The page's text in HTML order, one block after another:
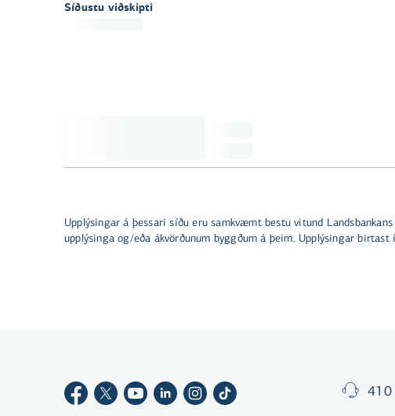
til þess að auka virkni vefsins,
greina vefnotkun og aðstoða við
Síðustu viðskipti
Upplýsingar á þessari síðu eru samkvæmt bestu vitund
upplýsinga og/eða ákvörðunum byggðum á þeim. Upplýsingar birtast
410